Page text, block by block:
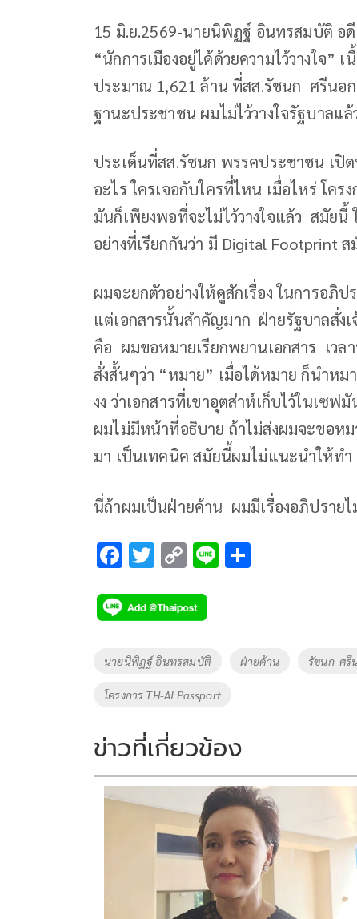
15 มิ.ย.2569-นายนิพิฏฐ์ อินทรสมบัติ อ
“นักการเมืองอยู่ได้ด้วยความไว้วางใจ”
ประมาณ 1,621 ล้าน ที่สส.รัชนก ศรีนอ
ฐานะประชาชน ผมไม่ไว้วางใจรัฐบาลแล้
ประเด็นที่สส.รัชนก พรรคประชาชน เปิด
อะไร ใครเจอกับใครที่ไหน เมื่อไหร่ โคร
มันก็เพียงพอที่จะไม่ไว้วางใจแล้ว สมัยนี้
อย่างที่เรียกกันว่า มี Digital Footprint
ผมจะยกตัวอย่างให้ดูสักเรื่อง ในการอภิป
แต่เอกสารนั้นสำคัญมาก ฝ่ายรัฐบาลสั่งเ
คือ ผมขอหมายเรียกพยานเอกสาร เว
สั่งสั้นๆว่า “หมาย” เมื่อได้หมาย ก็นำหม
งง ว่าเอกสารที่เขาอุตส่าห์เก็บไว้ในเซ
ผมไม่มีหน้าที่อธิบาย ถ้าไม่ส่งผมจะขอห
มา เป็นเทคนิค สมัยนี้ผมไม่แนะนำให้ท
นี่ถ้าผมเป็นฝ่ายค้าน ผมมีเรื่องอภิปรายไ
F
e
b
o
k
T
tt
er
C
p
y
Li
k
Li
Tags
นายนิพิฏฐ์ อินทรสมบัติ ฝ่ายค้าน รัชนก ศรี
โครงการ TH-AI Passport
ข่าวที่เกี่ยวข้อง